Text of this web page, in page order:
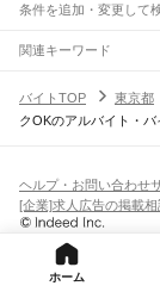
条件を追加・変更して
市区町村を追加・変
東京都すべて
東京23区すべて
江戸川区
八王子市立川市
小平市日野市
東久留米市
新島村
駅を追加・変更
JR山手線
大崎駅五反田駅目黒
高田馬場駅
上野駅
高輪ゲートウェイ駅
職種を追加・変更
飲食・フードサービ
ホールスタッフキッ
パン屋（ベーカリー
飲食店補助（開店・
営業・販売
営業・販売
人気
日払いOK高校生歓迎
ピアスOK
勤務期間
短期
単発・1日OK
雇用形態を追加・変
アルバイト・パート
正社員
契約社員
都道府県を変更
関連キーワード
バイトTOP
東京都
クOKのアルバイト・バ
ヘルプ・お問い合わせ
[企業]求人広告の掲載相
ホーム